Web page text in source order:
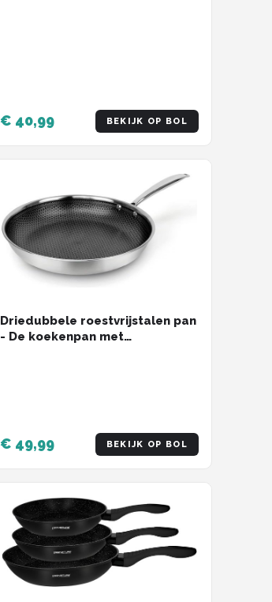
€ 40,99 BEKIJK OP BOL
Driedubbele roestvrijstalen pan
- De koekenpan met
€ 49,99 BEKIJK OP BOL